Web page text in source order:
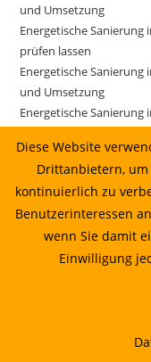
und Umsetzung
Energetische
prüfen lassen
Energetische
und Umsetzung
Energetische
Energetische
und Umsetzung
Energetische Sanierung
Sonnenkaufhaus prüfen
Energetische
Wirtschaftlichkeit und
Energetische
Diese Website
Drittanbietern,
kontinuierlich zu
Benutzerinteressen
wenn Sie damit
Einwilligung